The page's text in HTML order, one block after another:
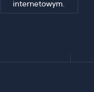
internetowym.